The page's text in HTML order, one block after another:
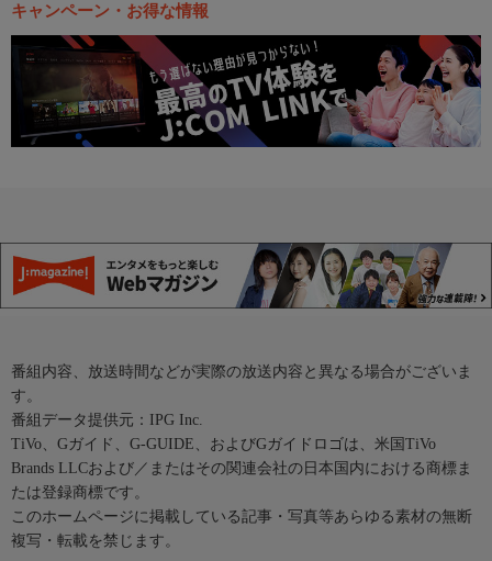
キャンペーン・お得な情報
番組内容、放送時間などが実際の放送内容と異なる場合がございま
す。
番組データ提供元：IPG Inc.
TiVo、Gガイド、G-GUIDE、およびGガイドロゴは、米国TiVo
Brands LLCおよび／またはその関連会社の日本国内における商標ま
たは登録商標です。
このホームページに掲載している記事・写真等あらゆる素材の無断
複写・転載を禁じます。